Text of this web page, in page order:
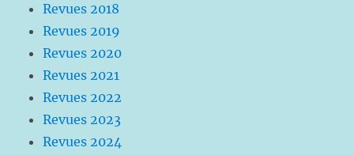
Revues 2018
Revues 2019
Revues 2020
Revues 2021
Revues 2022
Revues 2023
Revues 2024